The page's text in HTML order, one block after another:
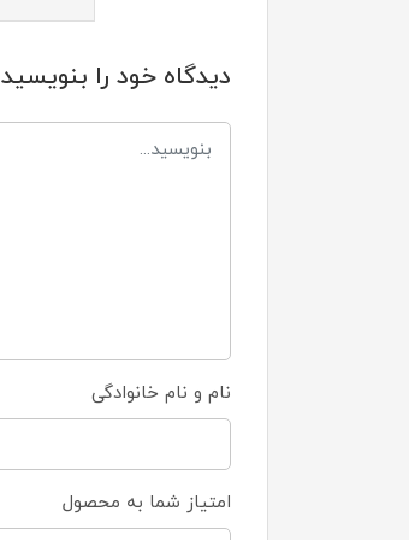
دیدگاه خود را بنویسید
نام و نام خانوادگی
امتیاز شما به محصول